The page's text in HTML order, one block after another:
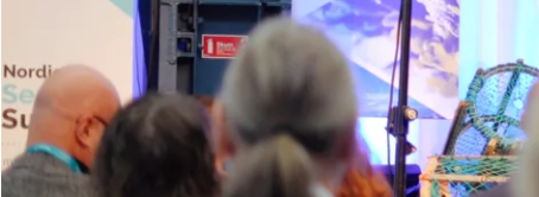
Varmt välkommen att höra av dig!
Maila
info@nordicseafoodsummit.se
eller kontakta:
Mässa:Emelie Hennström, 0763-904677